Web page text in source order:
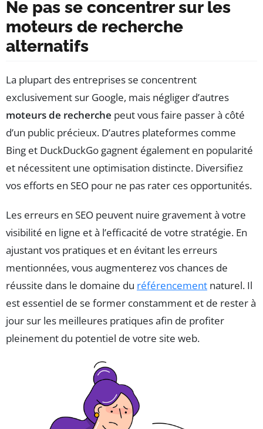
Ne pas se concentrer sur les
moteurs de recherche
alternatifs
La plupart des entreprises se concentrent
exclusivement sur Google, mais négliger d’autres
moteurs de recherche peut vous faire passer à côté
d’un public précieux. D’autres plateformes comme
Bing et DuckDuckGo gagnent également en popularité
et nécessitent une optimisation distincte. Diversifiez
vos efforts en SEO pour ne pas rater ces opportunités.
Les erreurs en SEO peuvent nuire gravement à votre
visibilité en ligne et à l’efficacité de votre stratégie. En
ajustant vos pratiques et en évitant les erreurs
mentionnées, vous augmenterez vos chances de
réussite dans le domaine du référencement naturel. Il
est essentiel de se former constamment et de rester à
jour sur les meilleures pratiques afin de profiter
pleinement du potentiel de votre site web.